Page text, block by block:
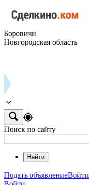
Боровичи
Новгородская область
Поиск по сайту
Найти
Подать объявлениеВойти